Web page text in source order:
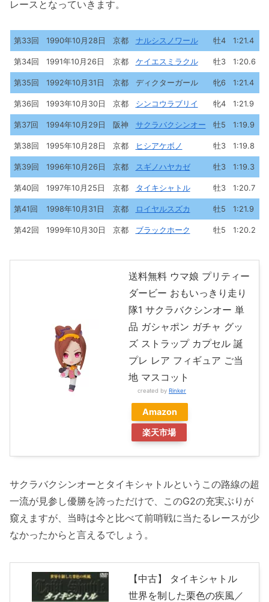
レースとなっていきます。
第33回 1990年10月28日 京都 ナルシスノワール 牡4 1:21.4
第34回 1991年10月26日 京都 ケイエスミラクル 牡3 1:20.6
第35回 1992年10月31日 京都 ディクターガール 牝6 1:21.4
第36回 1993年10月30日 京都 シンコウラブリイ 牝4 1:21.9
第37回 1994年10月29日 阪神 サクラバクシンオー 牡5 1:19.9
第38回 1995年10月28日 京都 ヒシアケボノ 牡3 1:19.8
第39回 1996年10月26日 京都 スギノハヤカゼ 牡3 1:19.3
第40回 1997年10月25日 京都 タイキシャトル 牡3 1:20.7
第41回 1998年10月31日 京都 ロイヤルスズカ 牡5 1:21.9
第42回 1999年10月30日 京都 ブラックホーク 牡5 1:20.2
送料無料 ウマ娘 プリティー
ダービー おもいっきり走り
隊1 サクラバクシンオー 単
品 ガシャポン ガチャ グッ
ズ ストラップ カプセル 誕
プレ レア フィギュア ご当
地 マスコット
created by Rinker
Amazon
楽天市場
サクラバクシンオーとタイキシャトルというこの路線の超
一流が見参し優勝を誇っただけで、このG2の充実ぶりが
窺えますが、当時は今と比べて前哨戦に当たるレースが少
なかったからと言えるでしょう。
【中古】 タイキシャトル
世界を制した栗色の疾風／